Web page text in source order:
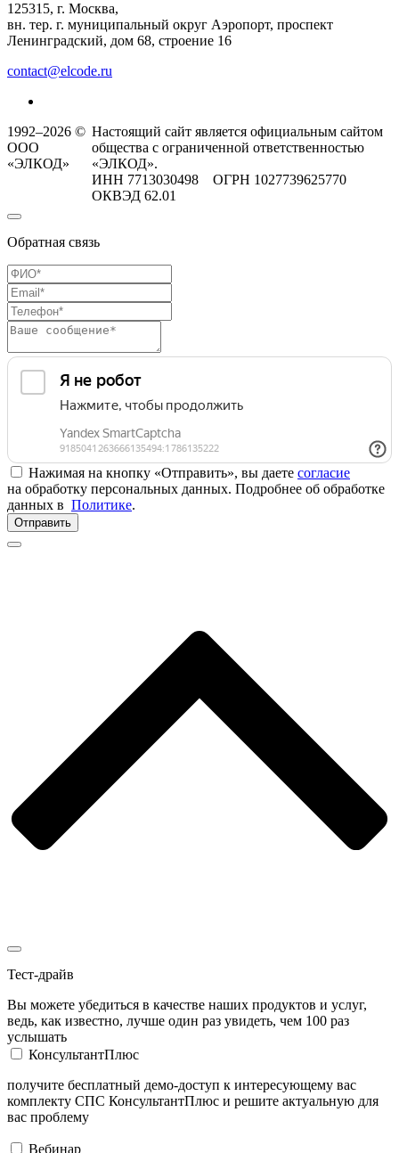
125315, г. Москва,
вн. тер. г. муниципальный округ Аэропорт, проспект
Ленинградский, дом 68, строение 16
contact@elcode.ru
1992–2026 ©
ООО
«ЭЛКОД»
Настоящий сайт является официальным сайтом
общества с ограниченной ответственностью
«ЭЛКОД».
ИНН 7713030498 ОГРН 1027739625770
ОКВЭД 62.01
Обратная связь
Нажимая на кнопку «Отправить», вы даете согласие
на обработку персональных данных. Подробнее об обработке
данных в Политике.
Отправить
Тест-драйв
Вы можете убедиться в качестве наших продуктов и услуг,
ведь, как известно, лучше один раз увидеть, чем 100 раз
услышать
КонсультантПлюс
получите бесплатный демо-доступ к интересующему вас
комплекту СПС КонсультантПлюс и решите актуальную для
вас проблему
Вебинар